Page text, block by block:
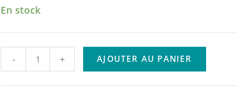
En stock
quantité
de
- + AJOUTER AU PANIER